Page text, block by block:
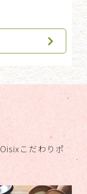
Oisixこだわりポ